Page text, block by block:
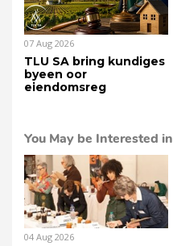
07 Aug 2026
TLU SA bring kundiges
byeen oor
eiendomsreg
You May be Interested in
04 Aug 2026